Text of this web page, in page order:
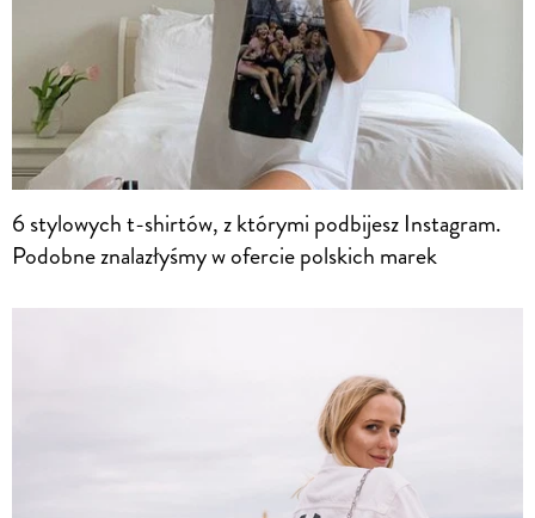
6 stylowych t-shirtów, z którymi podbijesz Instagram.
Podobne znalazłyśmy w ofercie polskich marek